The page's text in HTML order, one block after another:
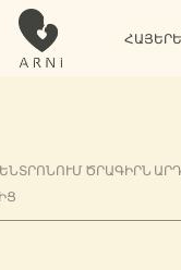
ԾՐԱԳԻՐՆ